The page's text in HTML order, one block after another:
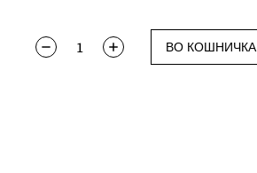
ВО КОШНИЧКА